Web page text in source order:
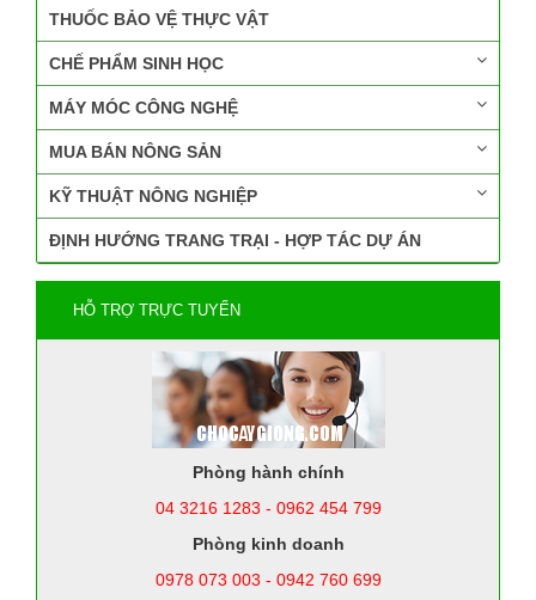
THUỐC BẢO VỆ THỰC VẬT
CHẾ PHẨM SINH HỌC
MÁY MÓC CÔNG NGHỆ
MUA BÁN NÔNG SẢN
KỸ THUẬT NÔNG NGHIỆP
ĐỊNH HƯỚNG TRANG TRẠI - HỢP TÁC DỰ ÁN
HỖ TRỢ TRỰC TUYẾN
Phòng hành chính
04 3216 1283 - 0962 454 799
Phòng kinh doanh
0978 073 003 - 0942 760 699